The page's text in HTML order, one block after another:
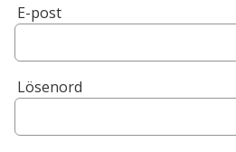
E-post
Lösenord